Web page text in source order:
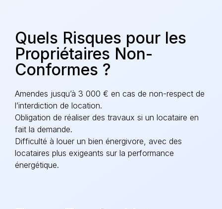
Quels Risques pour les
Propriétaires Non-
Conformes ?
Amendes jusqu’à 3 000 € en cas de non-respect de
l’interdiction de location.
Obligation de réaliser des travaux si un locataire en
fait la demande.
Difficulté à louer un bien énergivore, avec des
locataires plus exigeants sur la performance
énergétique.